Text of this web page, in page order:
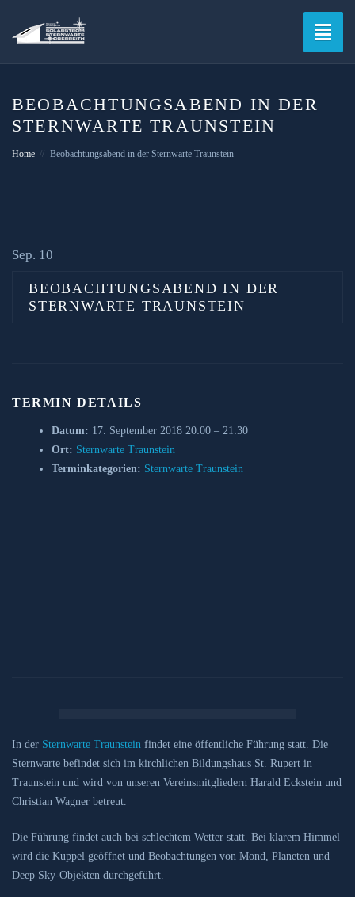
Toggle
BEOBACHTUNGSABEND IN DER
STERNWARTE TRAUNSTEIN
Home Beobachtungsabend in der Sternwarte Traunstein
Sep. 10
BEOBACHTUNGSABEND IN DER
STERNWARTE TRAUNSTEIN
TERMIN DETAILS
Datum: 17. September 2018 20:00 – 21:30
Ort: Sternwarte Traunstein
Terminkategorien: Sternwarte Traunstein
In der Sternwarte Traunstein findet eine öffentliche Führung statt. Die
Sternwarte befindet sich im kirchlichen Bildungshaus St. Rupert in
Traunstein und wird von unseren Vereinsmitgliedern Harald Eckstein und
Christian Wagner betreut.
Die Führung findet auch bei schlechtem Wetter statt. Bei klarem Himmel
wird die Kuppel geöffnet und Beobachtungen von Mond, Planeten und
Deep Sky-Objekten durchgeführt.